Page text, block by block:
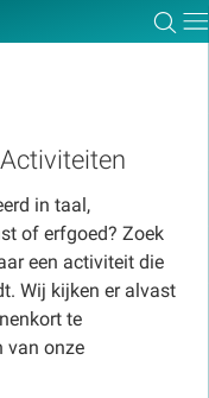
Activiteiten
in taal,
of erfgoed? Zoek
een activiteit die
Wij kijken er alvast
te
van onze